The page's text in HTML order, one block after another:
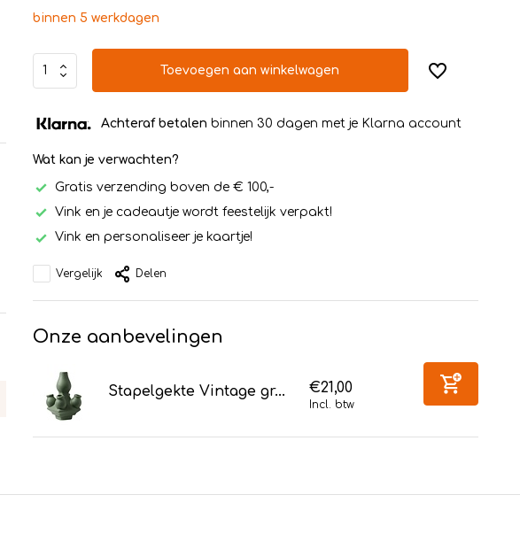
binnen 5 werkdagen
Toevoegen aan winkelwagen
Achteraf betalen binnen 30 dagen met je Klarna account
Wat kan je verwachten?
Gratis verzending boven de € 100,-
Vink en je cadeautje wordt feestelijk verpakt!
Vink en personaliseer je kaartje!
Vergelijk Delen
Onze aanbevelingen
Stapelgekte Vintage gr... €21,00
Incl. btw